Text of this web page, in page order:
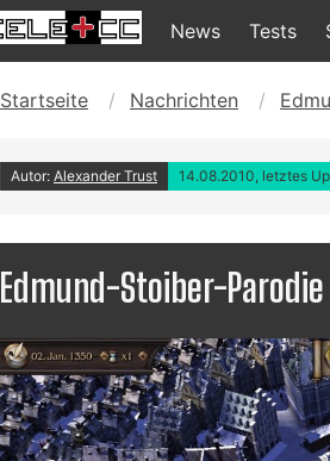
News Tests
Startseite Nachrichten
Autor: Alexander Trust 14.08.2010, letztes
Edmund-Stoiber-